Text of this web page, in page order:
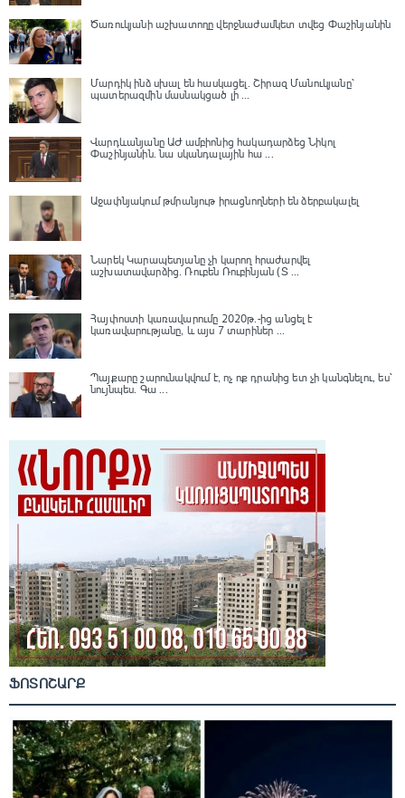
Ծառուկյանի աշխատողը վերջնաժամկետ տվեց Փաշինյանին
Մարդիկ ինձ սխալ են հասկացել. Շիրազ Մանուկյանը՝
պատերազմին մասնակցած լի ...
Վարդևանյանը ԱԺ ամբիոնից հակադարձեց Նիկոլ
Փաշինյանին․ նա սկանդալային հա ...
Աջափնյակում թմրանյութ իրացնողների են ձերբակալել
Նարեկ Կարապետյանը չի կարող հրաժարվել
աշխատավարձից. Ռուբեն Ռուբինյան (Տ ...
Հայփոստի կառավարումը 2020թ.-ից անցել է
կառավարությանը, և այս 7 տարիներ ...
Պայքարը շարունակվում է, ոչ ոք դրանից ետ չի կանգնելու, ես՝
նույնպես․ Գա ...
ՖՈՏՈՇԱՐՔ